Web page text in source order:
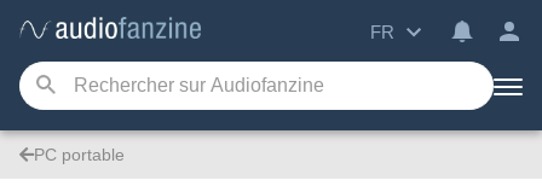
FR
PC portable